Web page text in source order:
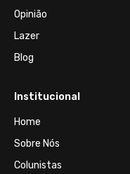
Opinião
Lazer
Blog
Institucional
Home
Sobre Nós
Colunistas